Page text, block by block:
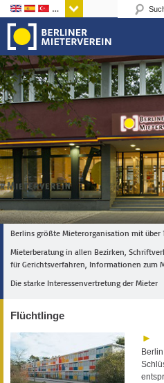
Sprachen
Berlins größte Mieterorganisation mit über
Mieterberatung in allen Bezirken,
für Gerichtsverfahren, Informationen zum
Die starke Interessenvertretung der Mieter
Flüchtlinge